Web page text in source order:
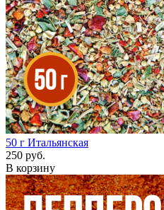
50 г Итальянская
250 руб.
В корзину